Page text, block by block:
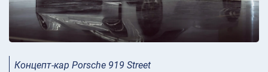
Концепт-кар Porsche 919 Street